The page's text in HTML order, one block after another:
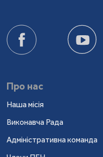
Про нас
Наша місія
Виконавча Рада
Адміністративна команда